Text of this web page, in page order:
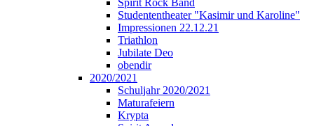
Spirit Rock Band
Studententheater "Kasimir und Karoline"
Impressionen 22.12.21
Triathlon
Jubilate Deo
obendir
2020/2021
Schuljahr 2020/2021
Maturafeiern
Krypta